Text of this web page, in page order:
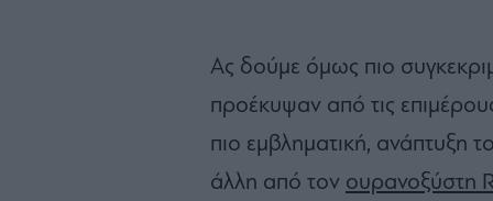
Ας δούμε όμως πιο
προέκυψαν από τις
πιο εμβληματική, ανάπτυξη
άλλη από τον ουρανοξύστη